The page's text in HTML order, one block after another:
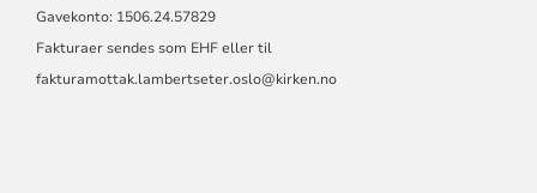
Gavekonto: 1506.24.57829
Fakturaer sendes som EHF eller til
fakturamottak.lambertseter.oslo@kirken.no